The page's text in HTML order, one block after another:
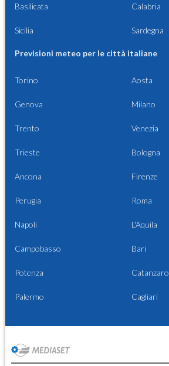
Basilicata Calabria
Sicilia Sardegna
Previsioni meteo per le città italiane
Torino Aosta
Genova Milano
Trento Venezia
Trieste Bologna
Ancona Firenze
Perugia Roma
Napoli L'Aquila
Campobasso Bari
Potenza Catanzaro
Palermo Cagliari